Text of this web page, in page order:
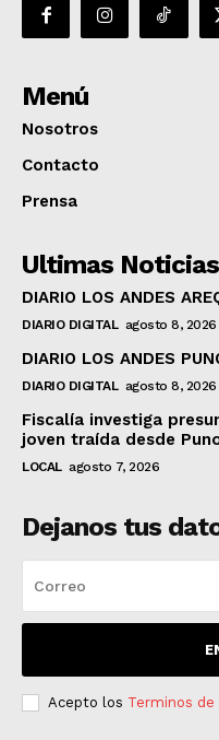
Menú
Nosotros
Contacto
Prensa
Ultimas Noticias
DIARIO LOS ANDES
DIARIO DIGITAL agosto 8, 2026
DIARIO LOS ANDES
DIARIO DIGITAL agosto 8, 2026
Fiscalía investiga
joven traída desde
LOCAL agosto 7, 2026
Dejanos tus
Acepto los Terminos de